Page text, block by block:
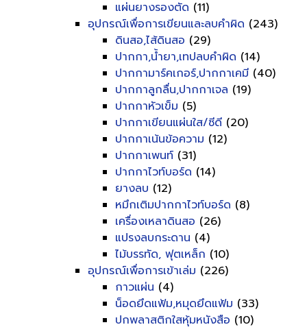
แผ่นยางรองตัด (11)
อุปกรณ์เพื่อการเขียนและลบคำผิด (243)
ดินสอ,ไส้ดินสอ (29)
ปากกา,น้ำยา,เทปลบคำผิด (14)
ปากกามาร์คเกอร์,ปากกาเคมี (40)
ปากกาลูกลื่น,ปากกาเจล (19)
ปากกาหัวเข็ม (5)
ปากกาเขียนแผ่นใส/ซีดี (20)
ปากกาเน้นข้อความ (12)
ปากกาเพนท์ (31)
ปากกาไวท์บอร์ด (14)
ยางลบ (12)
หมึกเติมปากกาไวท์บอร์ด (8)
เครื่องเหลาดินสอ (26)
แปรงลบกระดาน (4)
ไม้บรรทัด, ฟุตเหล็ก (10)
อุปกรณ์เพื่อการเข้าเล่ม (226)
กาวแผ่น (4)
น็อดยึดแฟ้ม,หมุดยึดแฟ้ม (33)
ปกพลาสติกใสหุ้มหนังสือ (10)